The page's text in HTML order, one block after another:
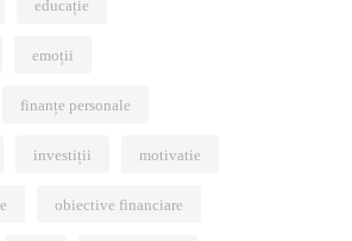
educație
emoții
finanțe personale
investiții motivatie
obiective financiare